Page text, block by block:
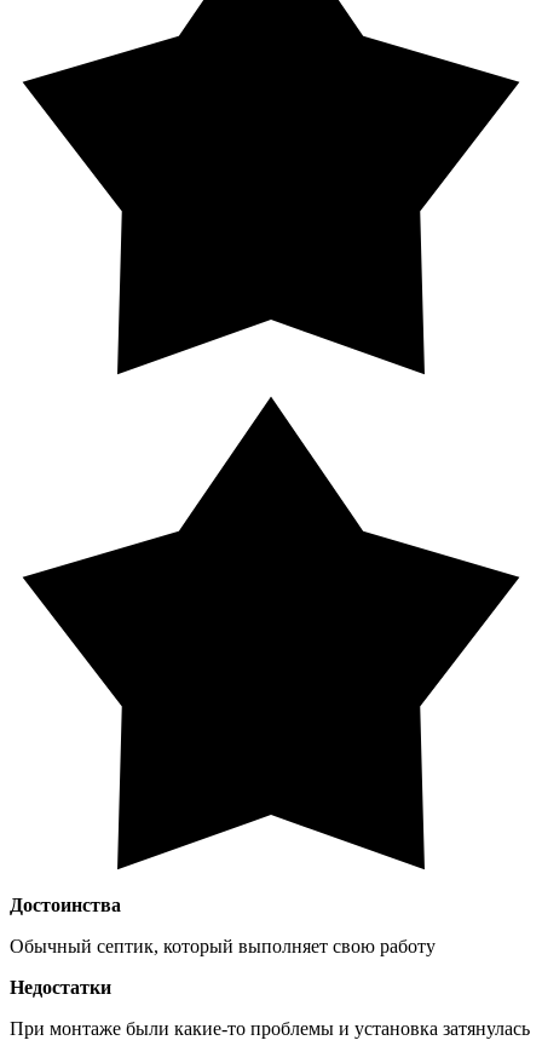
Достоинства
Обычный септик, который выполняет свою работу
Недостатки
При монтаже были какие-то проблемы и установка затянулась